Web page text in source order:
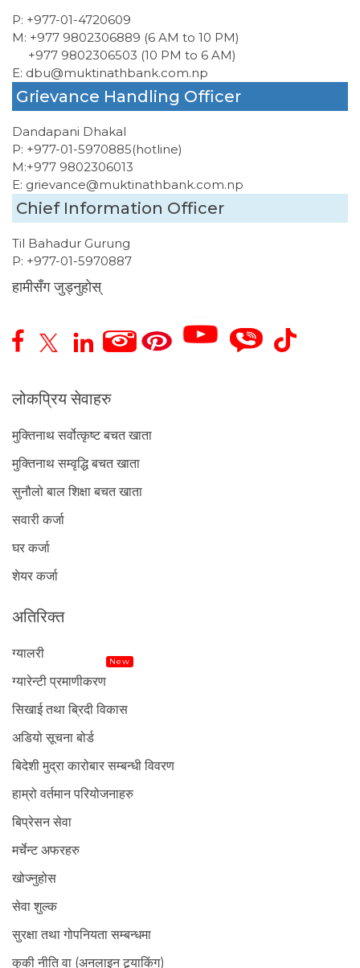
लोकप्रिय सेवाहरु
मुक्तिनाथ सर्वोत्कृष्ट बचत खाता
मुक्तिनाथ सम्वृद्धि बचत खाता
सुनौलो बाल शिक्षा बचत खाता
सवारी कर्जा
घर कर्जा
शेयर कर्जा
अतिरिक्त
ग्यालरी
ग्यारेन्टी प्रमाणीकरण
New
सिखाई तथा ब्रिदी विकास
अडियो सूचना बोर्ड
बिदेशी मुद्रा कारोबार सम्बन्धी विवरण
हाम्रो वर्तमान परियोजनाहरु
बिप्रेसन सेवा
मर्चेन्ट अफरहरु
खोज्नुहोस
सेवा शुल्क
सुरक्षा तथा गोपनियता सम्बन्धमा
कुकी नीति वा (अनलाइन ट्र्याकिंग)
P: +977-01-4720609
M: +977 9802306889 (6 AM to 10 PM)
+977 9802306503 (10 PM to 6 AM)
E: dbu@muktinathbank.com.np
Grievance Handling Officer
Dandapani Dhakal
P: +977-01-5970885(hotline)
M:+977 9802306013
E: grievance@muktinathbank.com.np
Chief Information Officer
Til Bahadur Gurung
P: +977-01-5970887
हामीसँग जुड्नुहोस्